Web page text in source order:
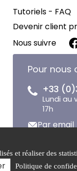
Tutoriels - FAQ
Devenir client
Nous suivre
Pour nous
+33
Lundi au
17h
Par email
de
et réaliser des
Politique de